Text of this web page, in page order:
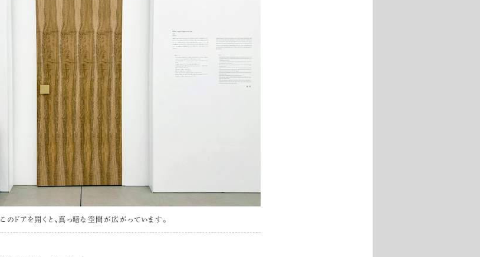
このドアを開くと、真っ暗な空間が広がっています。